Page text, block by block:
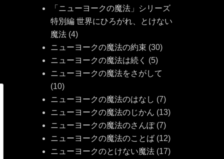
「ニューヨークの魔法」シリーズ
特別編 世界にひろがれ、とけない
魔法 (4)
ニューヨークの魔法の約束 (30)
ニューヨークの魔法は続く
(5)
ニューヨークの魔法をさがして
(10)
ニューヨークの魔法のはなし (7)
ニューヨークの魔法のじかん (13)
ニューヨークの魔法のさんぽ(7)
ニューヨークの魔法のことば (12)
ニューヨークのとけない魔法 (17)